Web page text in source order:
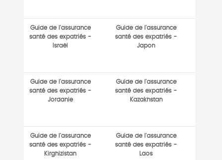
Guide de l'assurance
santé des expatriés -
Israël
Guide de l'assurance
santé des expatriés -
Japon
Guide de l'assurance
santé des expatriés -
Jordanie
Guide de l'assurance
santé des expatriés -
Kazakhstan
Guide de l'assurance
santé des expatriés -
Kirghizistan
Guide de l'assurance
santé des expatriés -
Laos